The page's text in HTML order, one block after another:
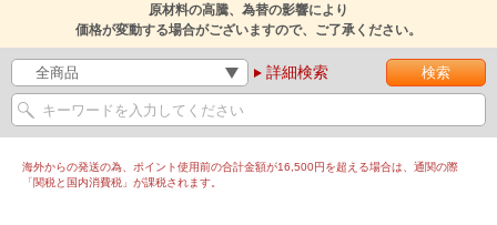
原材料の高騰、為替の影響により
価格が変動する場合がございますので、ご了承ください。
詳細検索
海外からの発送の為、ポイント使用前の合計金額が16,500円を超える場合は、通関の際
「関税と国内消費税」が課税されます。